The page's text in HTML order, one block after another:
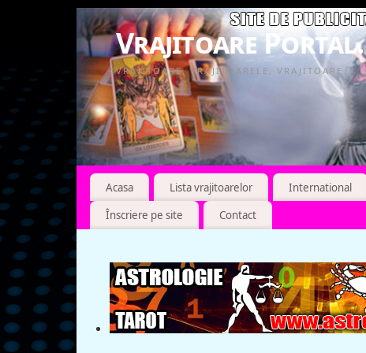
Vrajitoare
VRAJITOARE, VRAJITOARELE, VRAJITOARE
Acasa Lista vrajitoarelor International
Înscriere pe site
Contact